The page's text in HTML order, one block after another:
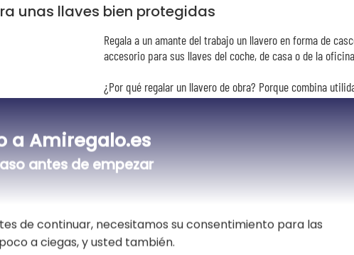
unas llaves bien protegidas
Regala a un amante del trabajo un llavero en forma de
accesorio para sus llaves del coche, de casa o de la
¿Por qué regalar un llavero de obra? Porque combina
en obras o les gusta el bricolaje. Este pequeño casco en
un símbolo de seguridad, de habilidad y de pasión por la
convierte en un objeto único y personal, ideal para
y resistente, se puede llevar a cualquier parte,
añade un toque original a su llavero.
a Amiregalo.es
antes de empezar
de continuar, necesitamos su consentimiento para las
a ciegas, y usted también.